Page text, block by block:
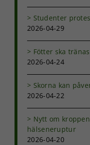
Studenter
2026-04-29
Fötter ska
2026-04-24
Skorna kan
2026-04-22
Nytt om
hälseneruptur
2026-04-20